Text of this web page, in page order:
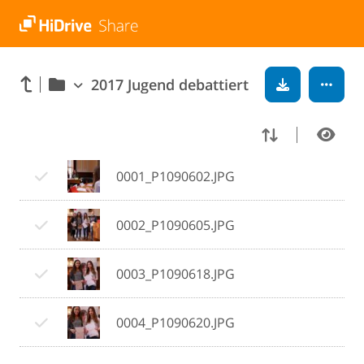
2017 Jugend debattiert
0001_P1090602.JPG
0002_P1090605.JPG
0003_P1090618.JPG
0004_P1090620.JPG